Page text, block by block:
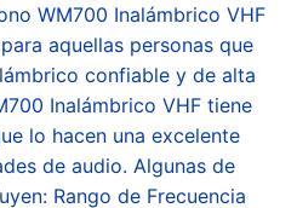
WM700 Inalámbrico VHF
aquellas personas que
confiable y de alta
Inalámbrico VHF tiene
lo hacen una excelente
de audio. Algunas de
Rango de Frecuencia